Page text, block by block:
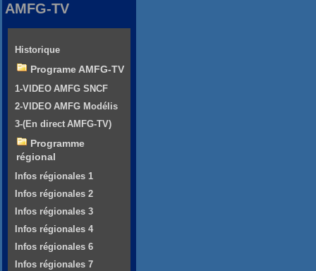
AMFG-TV
Historique
Programe AMFG-TV
1-VIDEO AMFG SNCF
2-VIDEO AMFG Modélis
3-(En direct AMFG-TV)
Programme
régional
Infos régionales 1
Infos régionales 2
Infos régionales 3
Infos régionales 4
Infos régionales 6
Infos régionales 7